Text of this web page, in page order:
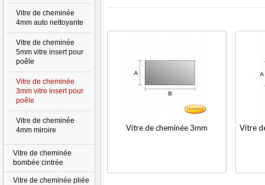
Vitre de cheminée 3mm Vitre
Vitre de cheminée
4mm auto nettoyante
Vitre de cheminée
5mm vitre insert pour
poêle
Vitre de cheminée
3mm vitre insert pour
poêle
Vitre de cheminée
4mm miroire
Vitre de cheminée
bombée cintrée
Vitre de cheminée pliée